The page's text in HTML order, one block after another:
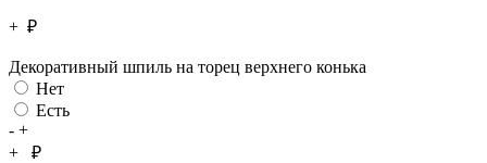
+ ₽
Декоративный шпиль на торец верхнего конька
Нет
Есть
- +
+
₽